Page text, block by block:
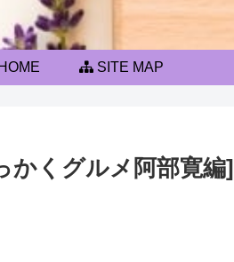
HOME SITE MAP
かくグルメ阿部寛編]